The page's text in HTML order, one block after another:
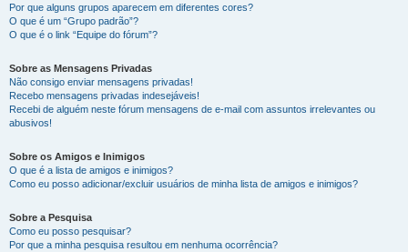
Por que alguns grupos aparecem em diferentes cores?
O que é um “Grupo padrão”?
O que é o link “Equipe do fórum”?
Sobre as Mensagens Privadas
Não consigo enviar mensagens privadas!
Recebo mensagens privadas indesejáveis!
Recebi de alguém neste fórum mensagens de e-mail com assuntos irrelevantes ou
abusivos!
Sobre os Amigos e Inimigos
O que é a lista de amigos e inimigos?
Como eu posso adicionar/excluir usuários de minha lista de amigos e inimigos?
Sobre a Pesquisa
Como eu posso pesquisar?
Por que a minha pesquisa resultou em nenhuma ocorrência?